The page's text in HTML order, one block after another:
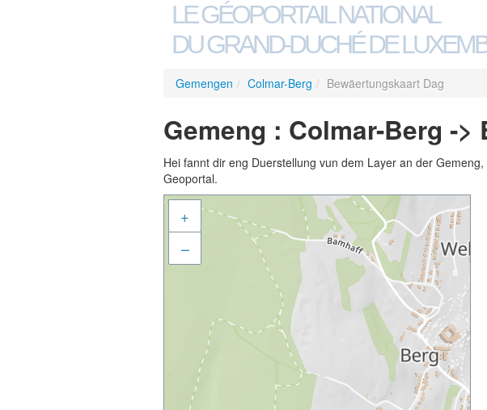
LE GÉOPORTAIL NATIONAL
DU GRAND-DUCHÉ DE
Gemengen / Colmar-Berg / Bewäertungskaart Dag
Gemeng : Colmar-Berg -
Hei fannt dir eng Duerstellung vun dem Layer an der
Geoportal.
+
–